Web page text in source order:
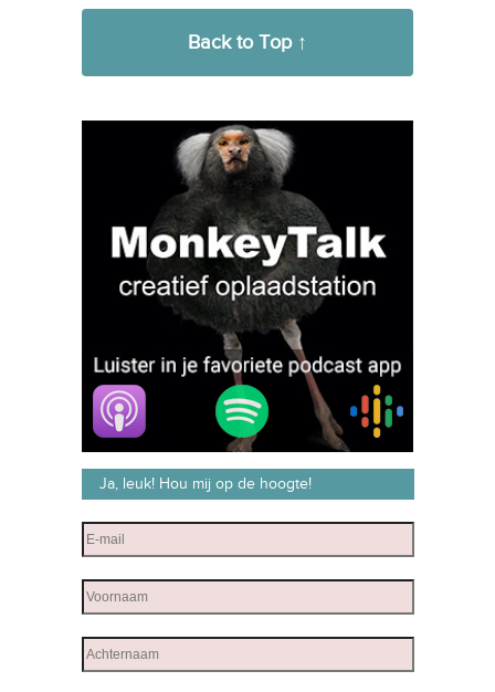
Back to Top ↑
Ja, leuk! Hou mij op de hoogte!